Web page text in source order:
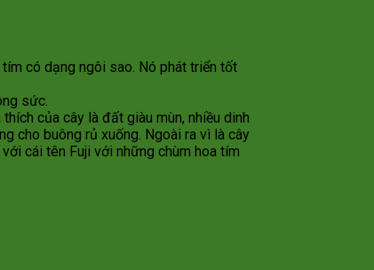
có dạng ngôi sao. Nó phát triển tốt
sức.
của cây là đất giàu mùn, nhiều dinh
cho buông rủ xuống. Ngoài ra vì là cây
cái tên Fuji với những chùm hoa tím